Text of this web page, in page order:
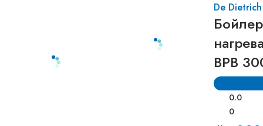
De Dietrich
BPB
0.0
0